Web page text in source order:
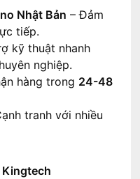
Nhật Bản – Đảm
tiếp.
kỹ thuật nhanh
nghiệp.
hàng trong 24-48
tranh với nhiều
Kingtech